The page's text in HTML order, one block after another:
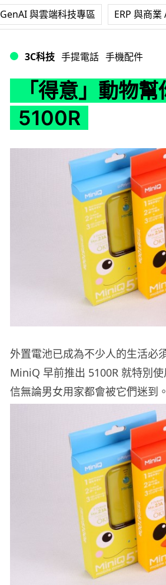
GenAI 與雲端科技專區 ERP 與商業
3C科技 手提電話 手機配件
「得意」動物
5100R
外置電池已成為不少人的生活必
MiniQ 早前推出 5100R 就特別
信無論男女用家都會被它們迷到。